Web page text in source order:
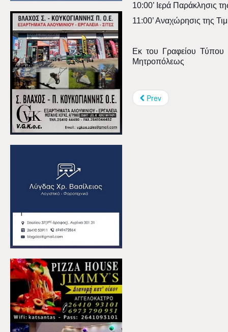
10:00’ Ιερά Παράκλησις
11:00’ Αναχώρησις της
Εκ του Γραφείου Τύπου
Μητροπόλεως
Prev